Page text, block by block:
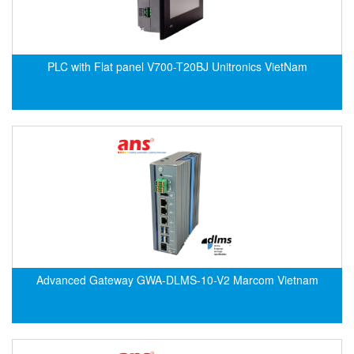
ECONEX
EES
Electro Industries
PLC with Flat panel V700-T20BJ Unitronics VietNam
Advanced Gateway GWA-DLMS-10-V2 Marcom Vietnam